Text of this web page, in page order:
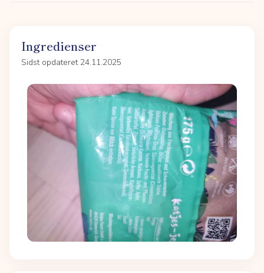
Ingredienser
Sidst opdateret 24.11.2025